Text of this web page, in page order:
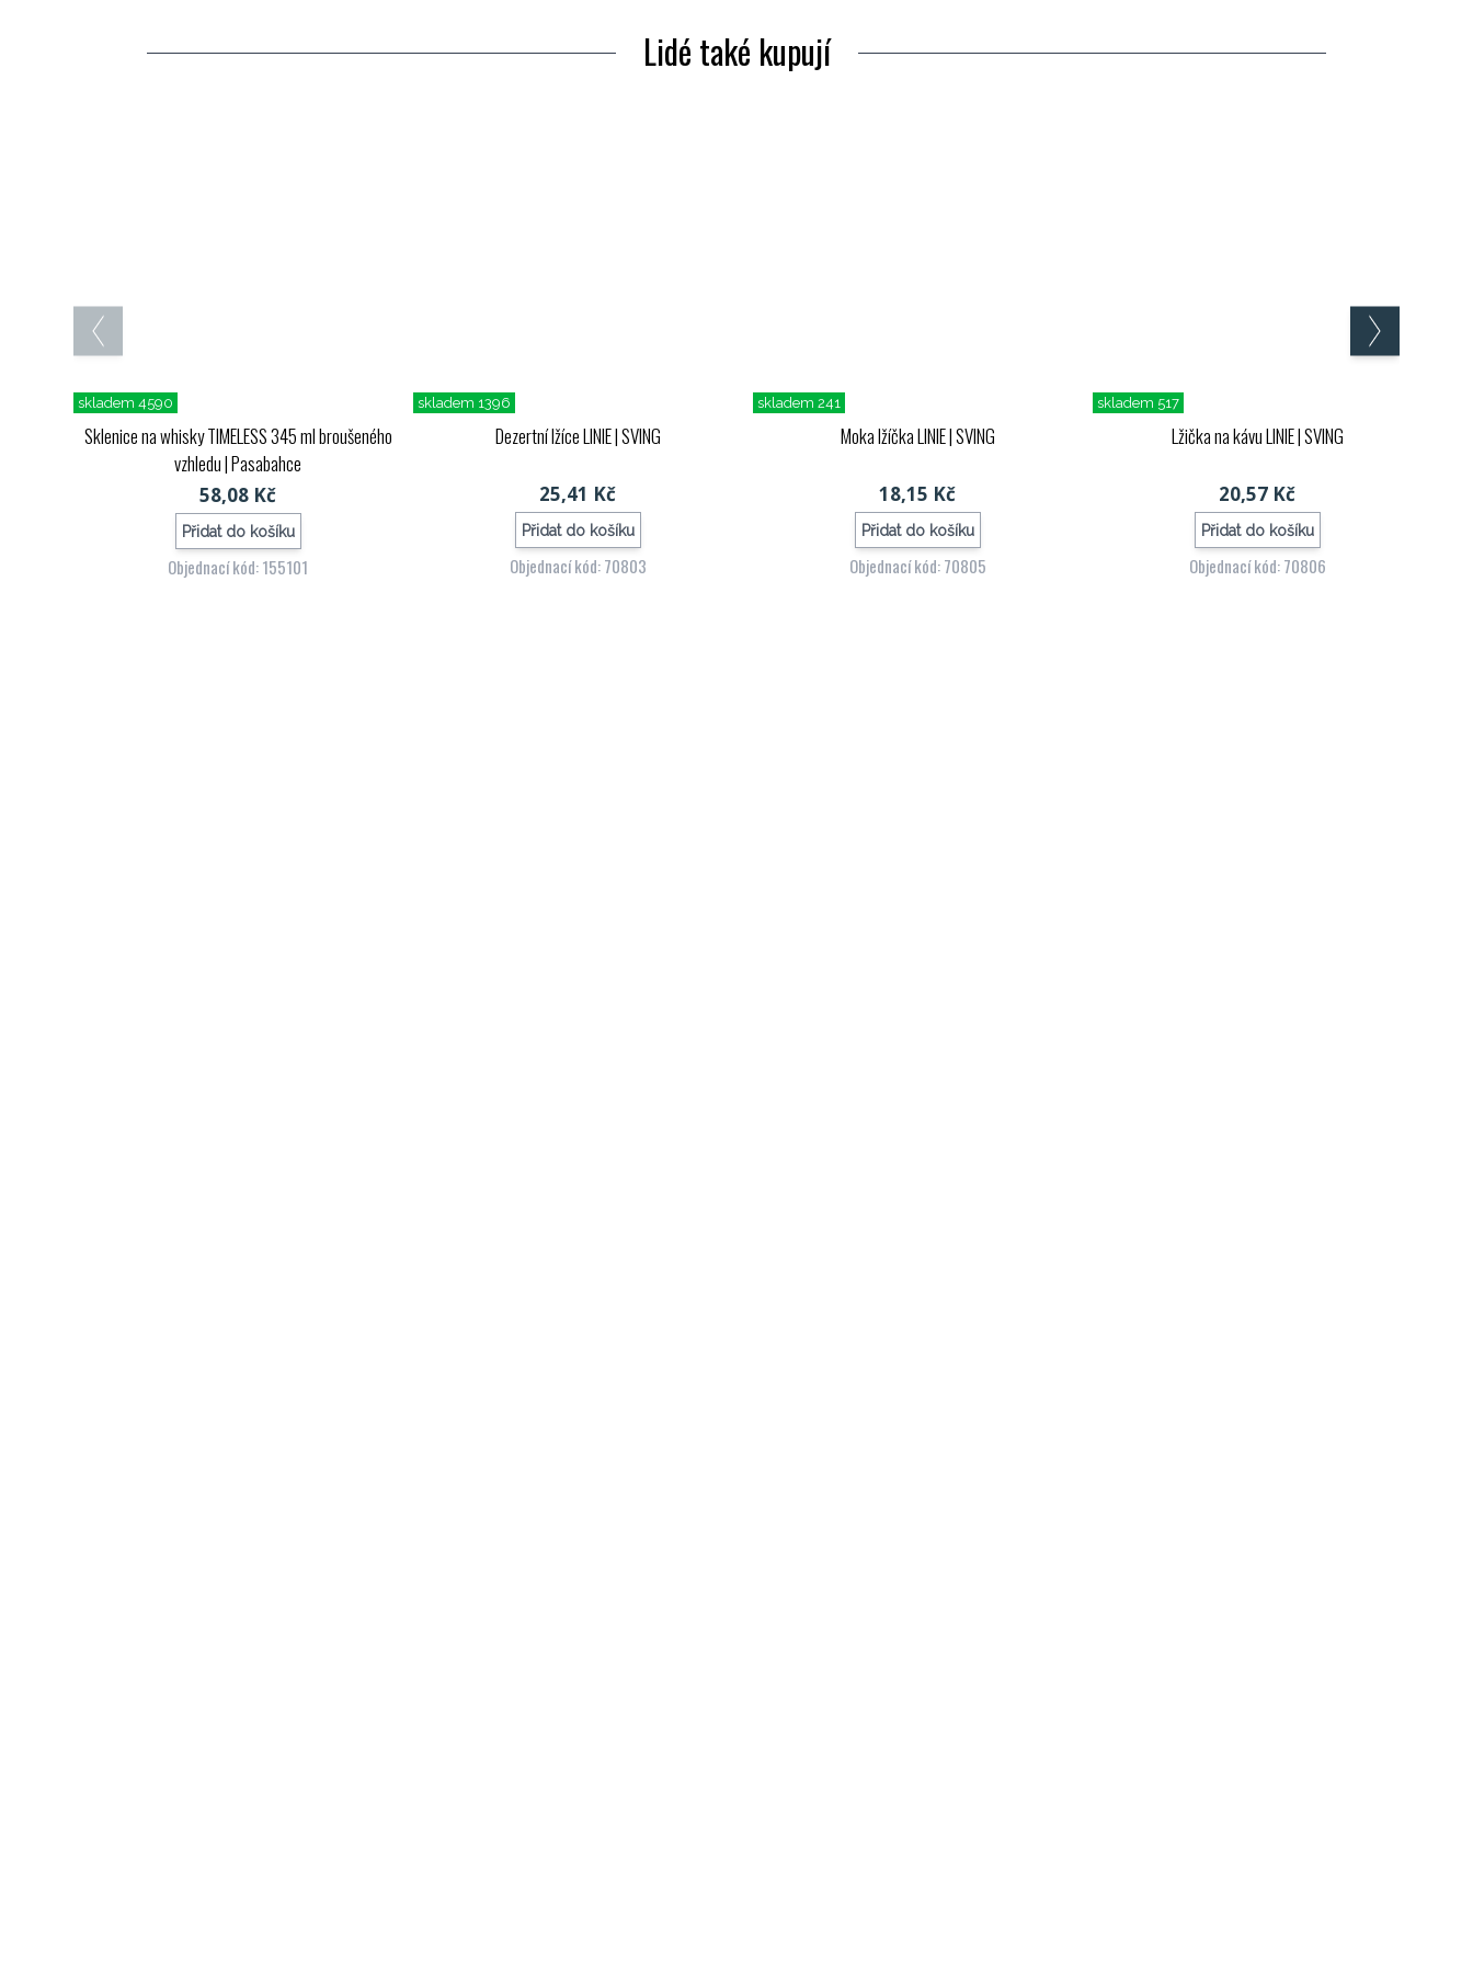
Lidé také kupují
skladem 4590
Sklenice na whisky TIMELESS 345 ml broušeného
vzhledu| Pasabahce
58,08 Kč
Přidat do košíku
Objednací kód: 155101
skladem 1396
Dezertní lžíce LINIE| SVING
25,41 Kč
Přidat do košíku
Objednací kód: 70803
skladem 241
Moka lžíčka LINIE| SVING
18,15 Kč
Přidat do košíku
Objednací kód: 70805
skladem 517
Lžička na kávu LINIE| SVING
20,57 Kč
Přidat do košíku
Objednací kód: 70806